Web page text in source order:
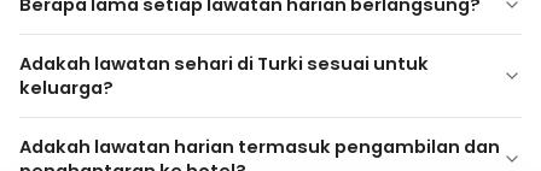
harian di Turki?
Destinasi yang popular termasuk Istanbul (Hagia Sophia,
Istana Topkapi, Bosphorus), Cappadocia (lembah, bandar
Ephesus, Pamukkale, dan Antalya.
Berapa lama setiap lawatan harian berlangsung?
Kebanyakan lawatan harian berlangsung antara 6–10 jam,
bergantung kepada destinasi dan aktiviti yang disertakan.
Adakah lawatan sehari di Turki sesuai untuk
keluarga?
keluarga?
Adakah lawatan harian termasuk pengambilan dan